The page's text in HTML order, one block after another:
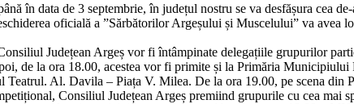
în data de 3 septembrie, în județul nostru se va desfășura cea
oficială a ”Sărbătorilor Argeșului și Muscelului” va avea
Județean Argeș vor fi întâmpinate delegațiile grupurilor
de la ora 18.00, acestea vor fi primite și la Primăria Municipiului
Teatrul. Al. Davila – Piața V. Milea. De la ora 19.00, pe scena din
Consiliul Județean Argeș premiind grupurile cu cea mai